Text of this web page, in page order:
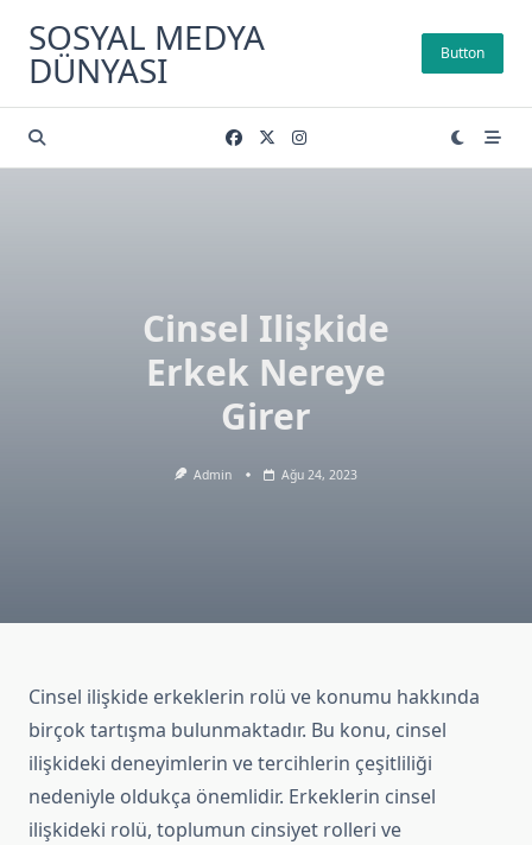
content
SOSYAL MEDYA
DÜNYASI Button
Cinsel Ilişkide
Erkek Nereye
Girer
Admin Ağu 24, 2023
Cinsel ilişkide erkeklerin rolü ve konumu hakkında
birçok tartışma bulunmaktadır. Bu konu, cinsel
ilişkideki deneyimlerin ve tercihlerin çeşitliliği
nedeniyle oldukça önemlidir. Erkeklerin cinsel
ilişkideki rolü, toplumun cinsiyet rolleri ve